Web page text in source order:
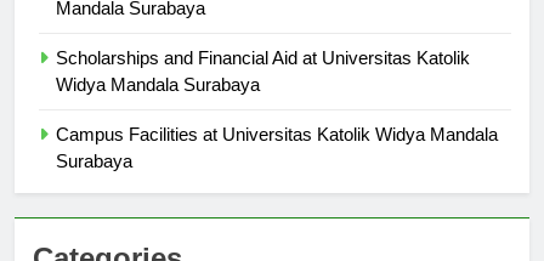
Scholarships and Financial Aid at Universitas Katolik
Campus Facilities at Universitas Katolik Widya Mandala